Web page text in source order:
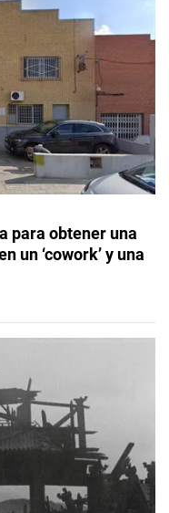
para obtener una
un ‘cowork’ y una